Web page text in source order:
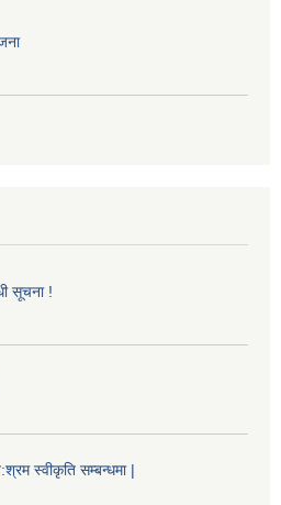
सूचना !
स्वीकृति सम्बन्धमा |